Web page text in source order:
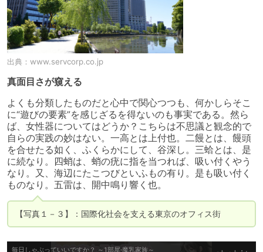
出典： www.servcorp.co.jp
真面目さが窺える
よくも分類したものだと心中で関心つつも、何かしらそこ
に“遊びの要素”を感じざるを得ないのも事実である。然ら
ば、女性器についてはどうか？こちらは不思議と観念的で
自らの実践の妙はない。一高とは上付也。二饅とは、饅頭
を合せたる如く、ふくらかにして、谷深し。三蛤とは、是
に続なり。四蛸は、蛸の疣に指を当つれば、吸い付くやう
なり。又、海辺にたこつびといふもの有り。是も吸い付く
ものなり。五雷は、開中鳴り響く也。
【写真１－３】：国際化社会を支える東京のオフィス街